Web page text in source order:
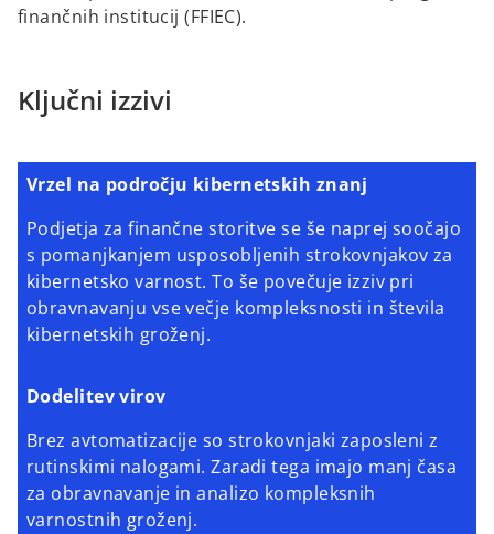
finančnih institucij (FFIEC).
Ključni izzivi
Vrzel na področju kibernetskih znanj
Podjetja za finančne storitve se še naprej soočajo
s pomanjkanjem usposobljenih strokovnjakov za
kibernetsko varnost. To še povečuje izziv pri
obravnavanju vse večje kompleksnosti in števila
kibernetskih groženj.
Dodelitev virov
Brez avtomatizacije so strokovnjaki zaposleni z
rutinskimi nalogami. Zaradi tega imajo manj časa
za obravnavanje in analizo kompleksnih
varnostnih groženj.